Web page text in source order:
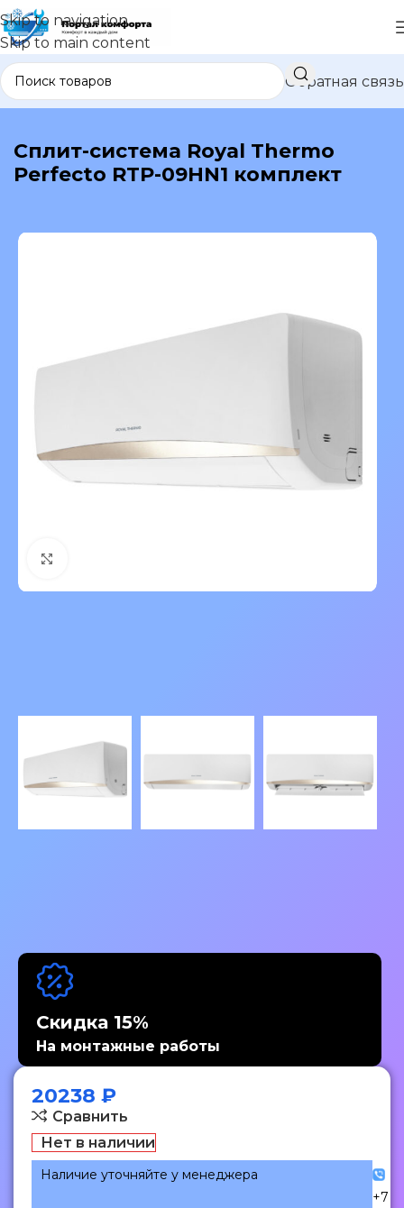
Skip to navigation
Skip to main content
Обратная связь
В каталог
Сплит-система Royal Thermo
Perfecto RTP-09HN1 комплект
Скидка 15%
На монтажные работы
20238 ₽
Сравнить
Нет в наличии
Наличие уточняйте у менеджера
+7